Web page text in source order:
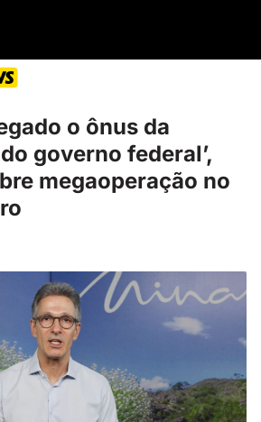
o ônus da
governo federal’,
megaoperação no